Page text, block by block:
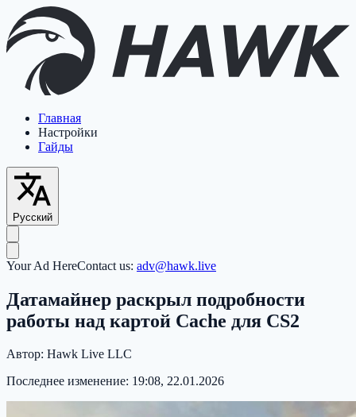
Главная
Настройки
Гайды
Русский
Your Ad HereContact us: adv@hawk.live
Датамайнер раскрыл подробности
работы над картой Cache для CS2
Автор: Hawk Live LLC
Последнее изменение: 19:08, 22.01.2026